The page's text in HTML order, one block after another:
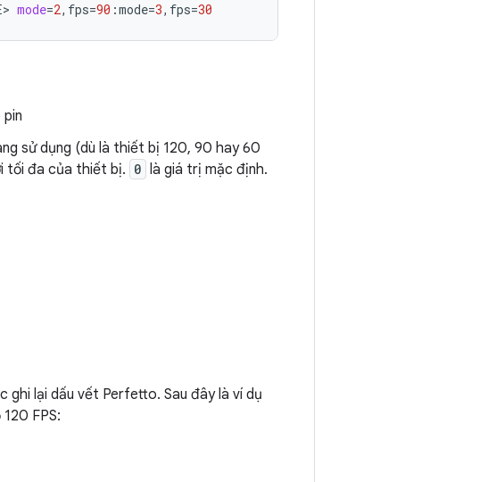
mode=2,fps=90 :mode=3,fps=30
sử dụng (dù là thiết bị 120, 90 hay 60
tối đa của thiết bị. 0 là giá trị mặc định.
ghi lại dấu vết Perfetto. Sau đây là ví dụ
FPS: